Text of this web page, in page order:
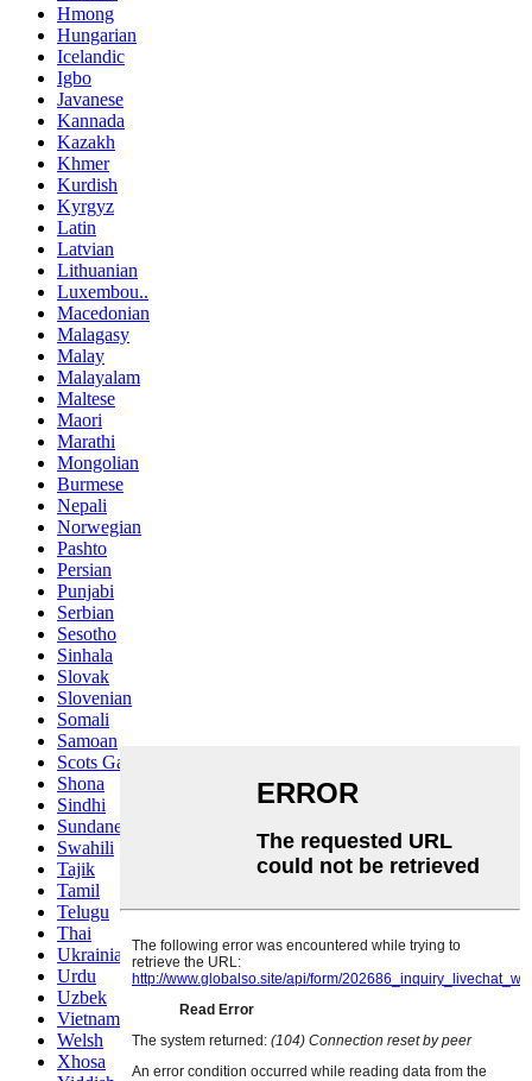
Hmong
Hungarian
Icelandic
Igbo
Javanese
Kannada
Kazakh
Khmer
Kurdish
Kyrgyz
Latin
Latvian
Lithuanian
Luxembou..
Macedonian
Malagasy
Malay
Malayalam
Maltese
Maori
Marathi
Mongolian
Burmese
Nepali
Norwegian
Pashto
Persian
Punjabi
Serbian
Sesotho
Sinhala
Slovak
Slovenian
Somali
Samoan
Scots Gaelic
Shona
Sindhi
Sundanese
Swahili
Tajik
Tamil
Telugu
Thai
Ukrainian
Urdu
Uzbek
Vietnamese
Welsh
Xhosa